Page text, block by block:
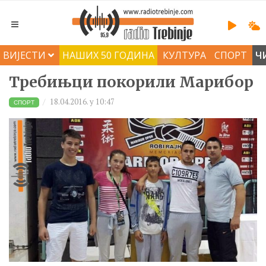
ВИЈЕСТИ НАШИХ 50 ГОДИНА КУЛТУРА СПОРТ
Требињци покорили Марибор
СПОРТ 18.04.2016. у 10:47